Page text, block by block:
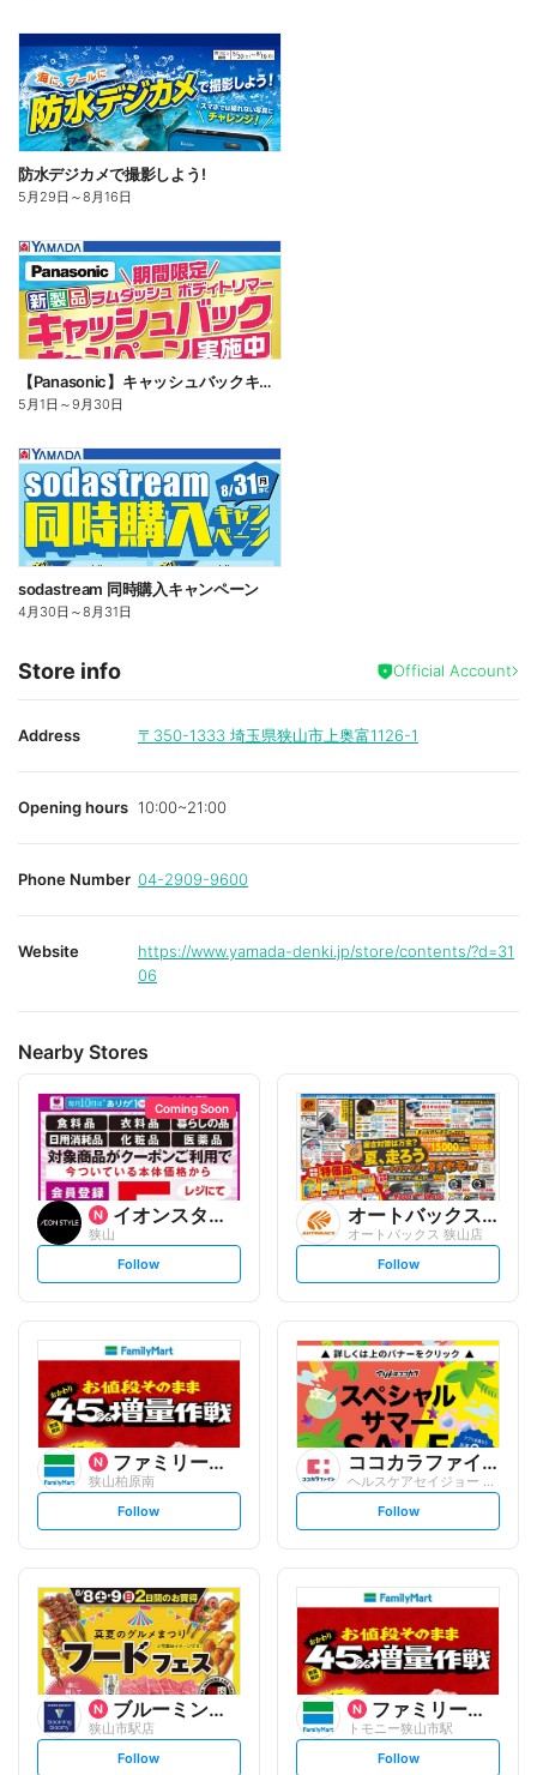
防水デジカメで撮影しよう!
5月29日 ～8月16日
【Panasonic】キャッシュバックキャンペーン
5月1日 ～9月30日
sodastream 同時購入キャンペーン
4月30日 ～8月31日
Store info Official Account
Address 〒350-1333 埼玉県狭山市上奥富1126-1
Opening hours 10:00~21:00
Phone Number 04-2909-9600
Website
https://www.yamada-denki.jp/store/contents/?d=31
06
Nearby Stores
Coming Soon
イオンスタイル
狭山
s
t
o
Follow
オートバックスグループ
オートバックス 狭山店
s
t
l
o
w
Follow
ファミリーマート
狭山柏原南
s
t
l
o
Follow
ココカラファイン
ヘルスケアセイジョー 狭山市駅前店
s
t
o
Follow
ブルーミングブルーミー
狭山市駅店
s
Follow
ファミリーマート
トモニー狭山市駅
s
Follow